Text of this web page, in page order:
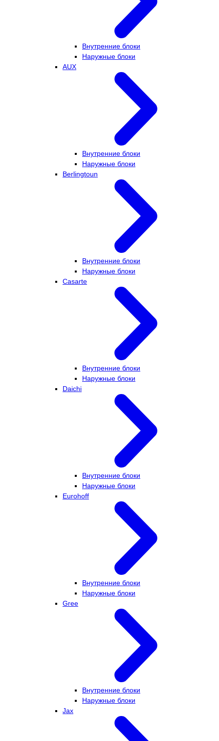
Внутренние блоки
Наружные блоки
AUX
Внутренние блоки
Наружные блоки
Berlingtoun
Внутренние блоки
Наружные блоки
Casarte
Внутренние блоки
Наружные блоки
Daichi
Внутренние блоки
Наружные блоки
Eurohoff
Внутренние блоки
Наружные блоки
Gree
Внутренние блоки
Наружные блоки
Jax